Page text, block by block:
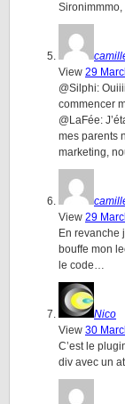
View 29
@Silphi:
commencer
@LaFée:
mes parents
marketing,
View 29
En revanche
bouffe mon
le code…
Nico
View 30
C’est le
div avec un